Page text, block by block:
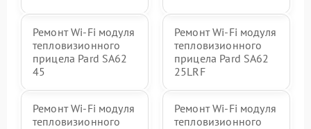
Ремонт Wi-Fi модуля
тепловизионного
прицела Pard SA62
45
Ремонт Wi-Fi модуля
тепловизионного
прицела Pard SA62
25LRF
Ремонт Wi-Fi модуля
тепловизионного
Ремонт Wi-Fi модуля
тепловизионного